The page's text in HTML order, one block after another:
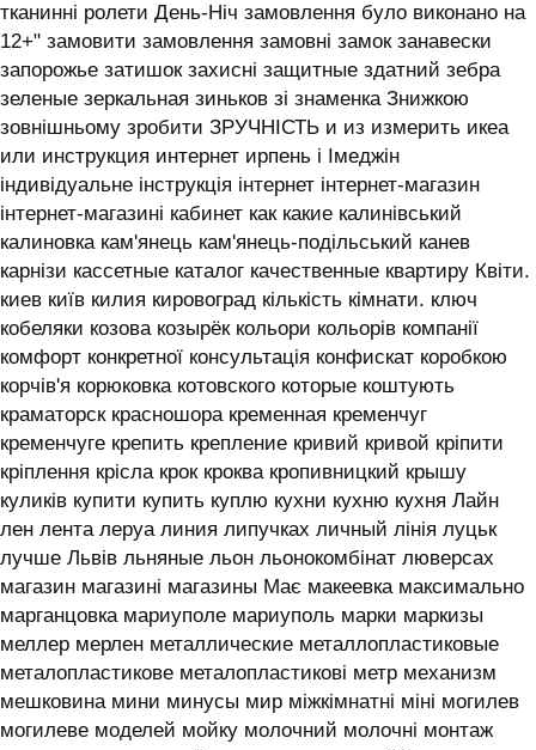
тканинні ролети День-Ніч замовлення було виконано на
12+" замовити замовлення замовні замок занавески
запорожье затишок захисні защитные здатний зебра
зеленые зеркальная зиньков зі знаменка Знижкою
зовнішньому зробити ЗРУЧНІСТЬ и из измерить икеа
или инструкция интернет ирпень і ‎Імеджін
індивідуальне інструкція інтернет інтернет-магазин
інтернет-магазині кабинет как какие калинівський
калиновка кам'янець кам'янець-подільський канев
карнізи кассетные каталог качественные квартиру Квіти.
киев київ килия кировоград кількість кімнати. ключ
кобеляки козова козырёк кольори кольорів компанії
комфорт конкретної консультація конфискат коробкою
корчів'я корюковка котовского которые коштують
краматорск красношора кременная кременчуг
кременчуге крепить крепление кривий кривой кріпити
кріплення крісла крок кроква кропивницкий крышу
куликів купити купить куплю кухни кухню кухня ‎Лайн
лен лента леруа линия липучках личный лінія луцьк
лучше Львів льняные льон льонокомбінат люверсах
магазин магазині магазины Має макеевка максимально
марганцовка мариуполе мариуполь марки маркизы
меллер мерлен металлические металлопластиковые
металопластикове металопластикові метр механизм
мешковина мини минусы мир міжкімнатні міні могилев
могилеве моделей мойку молочний молочні монтаж